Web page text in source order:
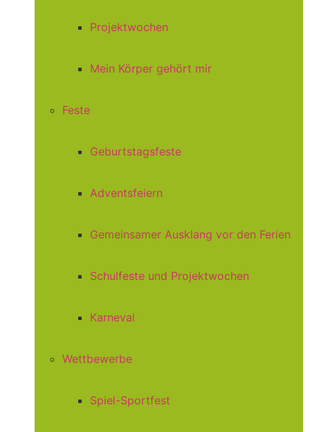
Projektwochen
Mein Körper gehört mir
Feste
Geburtstagsfeste
Adventsfeiern
Gemeinsamer Ausklang vor den Ferien
Schulfeste und Projektwochen
Karneval
Wettbewerbe
Spiel-Sportfest